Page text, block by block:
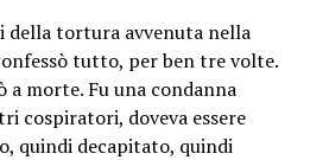
tortura avvenuta nella
tutto, per ben tre volte.
morte. Fu una condanna
cospiratori, doveva essere
quindi decapitato, quindi